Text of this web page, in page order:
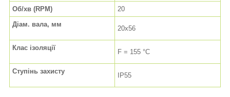
Об/хв (RPM)
20
Діам. вала, мм
20x56
Клас ізоляції
F = 155 °C
Ступінь захисту
IP55